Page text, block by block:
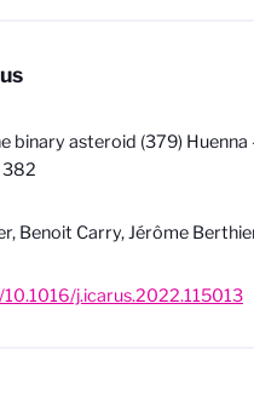
binary asteroid (379) Huenna
382
Benoit Carry, Jérôme
j.icarus.2022.115013